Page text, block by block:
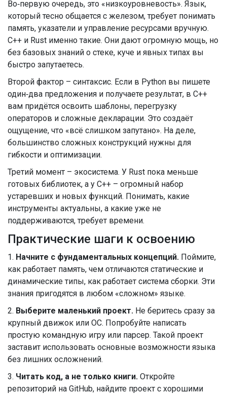
Во‑первую очередь, это «низкоуровневость». Язык,
который тесно общается с железом, требует понимать
память, указатели и управление ресурсами вручную.
C++ и Rust именно такие. Они дают огромную мощь, но
без базовых знаний о стеке, куче и явных типах вы
быстро запутаетесь.
Второй фактор – синтаксис. Если в Python вы пишете
один‑два предложения и получаете результат, в C++
вам придётся освоить шаблоны, перегрузку
операторов и сложные декларации. Это создаёт
ощущение, что «всё слишком запутано». На деле,
большинство сложных конструкций нужны для
гибкости и оптимизации.
Третий момент – экосистема. У Rust пока меньше
готовых библиотек, а у C++ – огромный набор
устаревших и новых функций. Понимать, какие
инструменты актуальны, а какие уже не
поддерживаются, требует времени.
Практические шаги к освоению
1. Начните с фундаментальных концепций. Поймите,
как работает память, чем отличаются статические и
динамические типы, как работает система сборки. Эти
знания пригодятся в любом «сложном» языке.
2. Выберите маленький проект. Не беритесь сразу за
крупный движок или ОС. Попробуйте написать
простую командную игру или парсер. Такой проект
заставит использовать основные возможности языка
без лишних осложнений.
3. Читать код, а не только книги. Откройте
репозиторий на GitHub, найдите проект с хорошими